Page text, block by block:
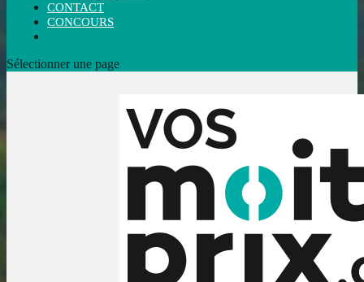
CONTACT
CONCOURS
Sélectionner une page